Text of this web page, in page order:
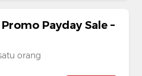
Payday Sale –
orang